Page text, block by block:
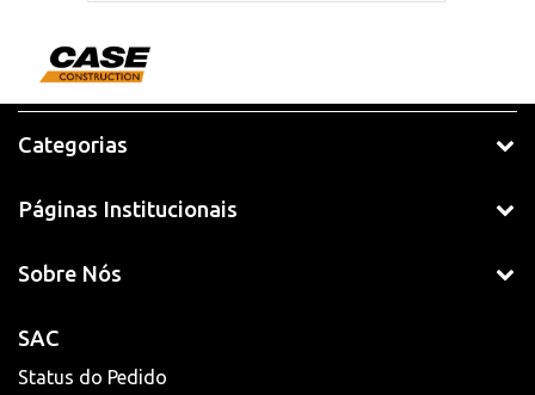
Categorias
Páginas Institucionais
Sobre Nós
SAC
Status do Pedido